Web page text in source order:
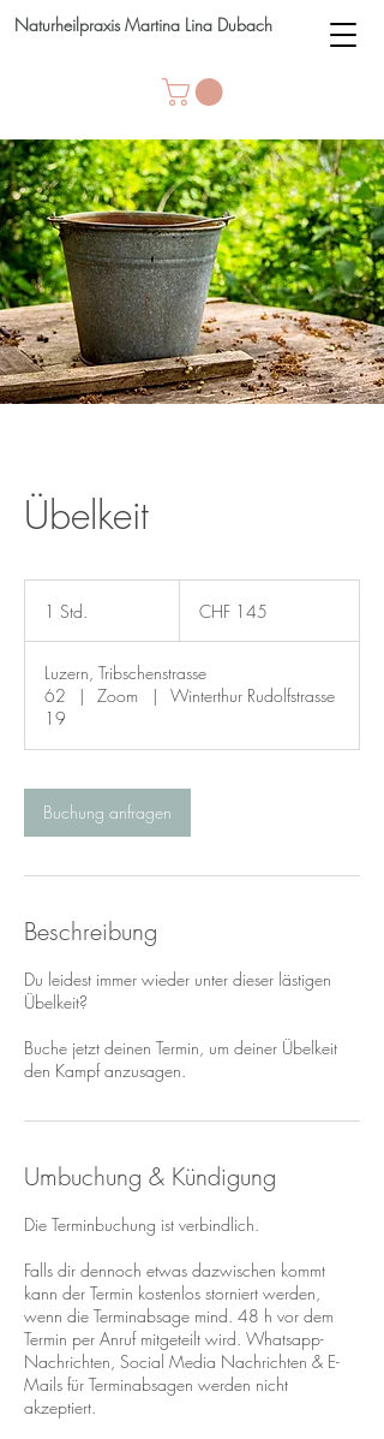
Naturheilpraxis Martina Lina Dubach
Übelkeit
1 Std.
d
Franken
CHF 145
Luzern, Tribschenstrasse
62
| Zoom |
Winterthur Rudolfstrasse
19
Buchung anfragen
Beschreibung
Du leidest immer wieder unter dieser lästigen
Übelkeit?
Buche jetzt deinen Termin, um deiner Übelkeit
den Kampf anzusagen.
Umbuchung & Kündigung
Die Terminbuchung ist verbindlich.
Falls dir dennoch etwas dazwischen kommt
kann der Termin kostenlos storniert werden,
wenn die Terminabsage mind. 48 h vor dem
Termin per Anruf mitgeteilt wird. Whatsapp-
Nachrichten, Social Media Nachrichten & E-
Mails für Terminabsagen werden nicht
akzeptiert.